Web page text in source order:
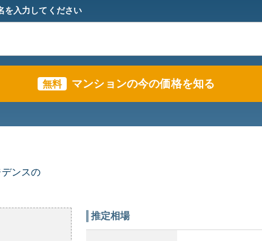
を入力してください
無料 マンションの今の価格を知る
ンスの
推定相場